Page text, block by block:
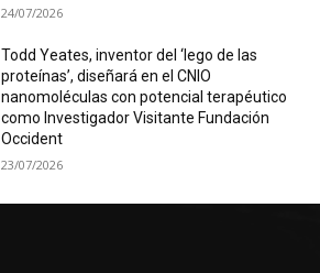
24/07/2026
Todd Yeates, inventor del ‘lego de las
proteínas’, diseñará en el CNIO
nanomoléculas con potencial terapéutico
como Investigador Visitante Fundación
Occident
23/07/2026